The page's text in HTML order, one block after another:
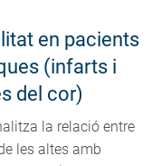
en pacients
(infarts i
del cor)
la relació entre
les altes amb